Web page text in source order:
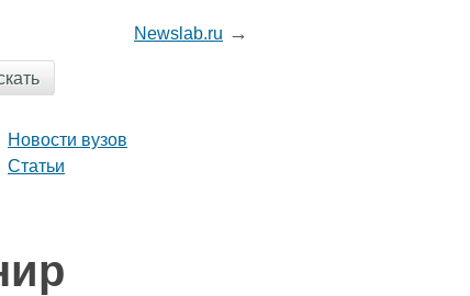
News lab.ru →
Новости вузов
Статьи